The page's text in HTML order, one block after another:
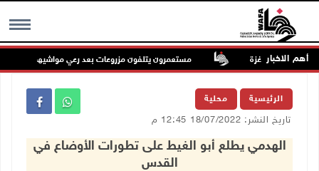
MENU أهم الاخبار مستعمرون يتلفون مزروعات بعد رعي مواشيهم في أراضي
الرئيسية محلية
تاريخ النشر: 18/07/2022 12:45 م
الهدمي يطلع أبو الغيط على تطورات الأوضاع في
القدس